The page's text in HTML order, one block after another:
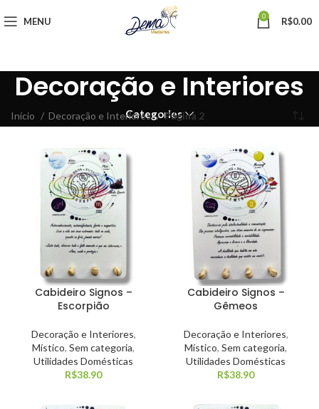
MENU 0 R$0.00
Decoração e Interiores
Categories
Início Decoração e Interiores Página 2
Cabideiro Signos –
Escorpião
Decoração e Interiores,
Místico, Sem categoria,
Utilidades Domésticas
R$38.90
Cabideiro Signos –
Gêmeos
Decoração e Interiores,
Místico, Sem categoria,
Utilidades Domésticas
R$38.90